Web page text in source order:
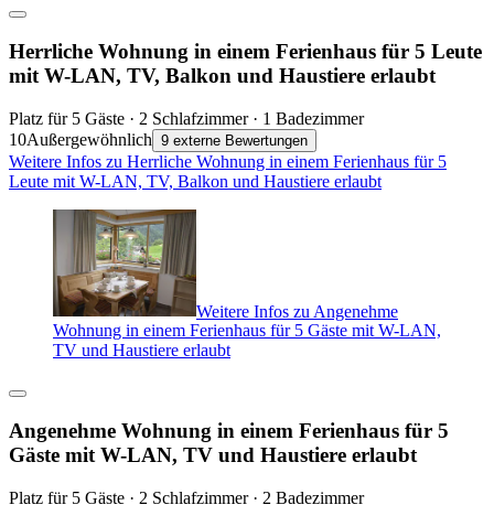
Herrliche Wohnung in einem Ferienhaus für 5 Leute
mit W-LAN, TV, Balkon und Haustiere erlaubt
Platz für 5 Gäste · 2 Schlafzimmer · 1 Badezimmer
10Außergewöhnlich 9 externe Bewertungen
Weitere Infos zu Herrliche Wohnung in einem Ferienhaus für 5
Leute mit W-LAN, TV, Balkon und Haustiere erlaubt
Weitere Infos zu Angenehme
Wohnung in einem Ferienhaus für 5 Gäste mit W-LAN,
TV und Haustiere erlaubt
Angenehme Wohnung in einem Ferienhaus für 5
Gäste mit W-LAN, TV und Haustiere erlaubt
Platz für 5 Gäste · 2 Schlafzimmer · 2 Badezimmer